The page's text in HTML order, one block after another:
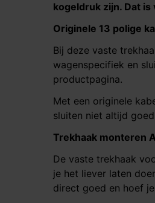
kogeldruk zijn. Dat
Originele 13 polige
Bij deze vaste
wagenspecifiek en
productpagina.
Met een originele
sluiten niet altijd
Trekhaak monteren
De vaste trekhaak
je het liever laten
direct goed en hoef